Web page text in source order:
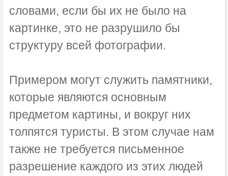
словами, если бы их не было на
картинке, это не разрушило бы
структуру всей фотографии.
Примером могут служить памятники,
которые являются основным
предметом картины, и вокруг них
толпятся туристы. В этом случае нам
также не требуется письменное
разрешение каждого из этих людей